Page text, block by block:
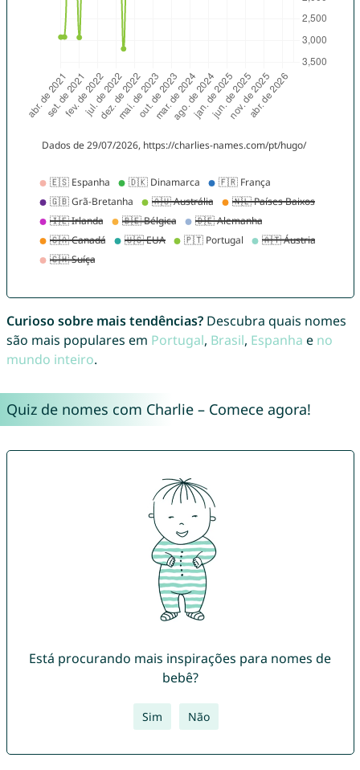
Curioso sobre mais tendências?Descubra quais nomes
são mais populares em Portugal, Brasil, Espanha e no
mundo inteiro.
Quiz de nomes com Charlie – Comece agora!
Está procurando mais inspirações para nomes de
bebê?
Sim Não